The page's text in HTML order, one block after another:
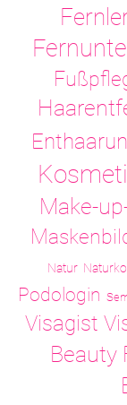
Make-
Natur
Podologin
Visagist
Beauty